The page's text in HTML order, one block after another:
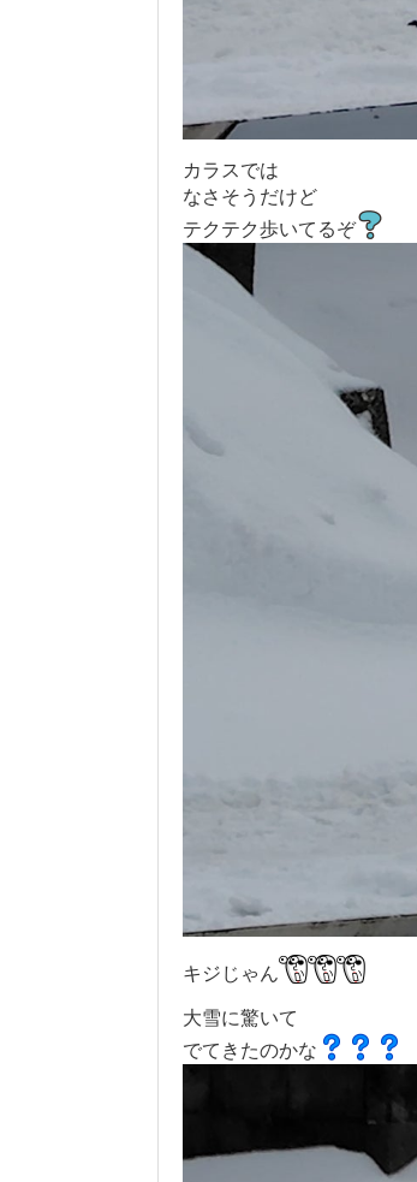
カラスでは
なさそうだけど
テクテク歩いてるぞ
キジじゃん
大雪に驚いて
でてきたのかな